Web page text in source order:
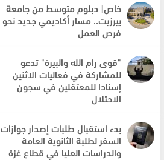
خاص| دبلوم متوسط من جامعة
بيرزيت.. مسار أكاديمي جديد نحو
فرص العمل
"قوى رام الله والبيرة" تدعو
للمشاركة في فعاليات الاثنين
إسنادا للمعتقلين في سجون
الاحتلال
بدء استقبال طلبات إصدار جوازات
السفر لطلبة الثانوية العامة
والدراسات العليا في قطاع غزة